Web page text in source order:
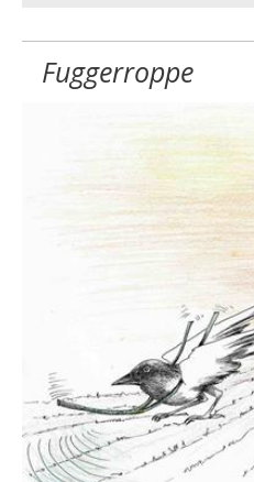
Fuggerroppe